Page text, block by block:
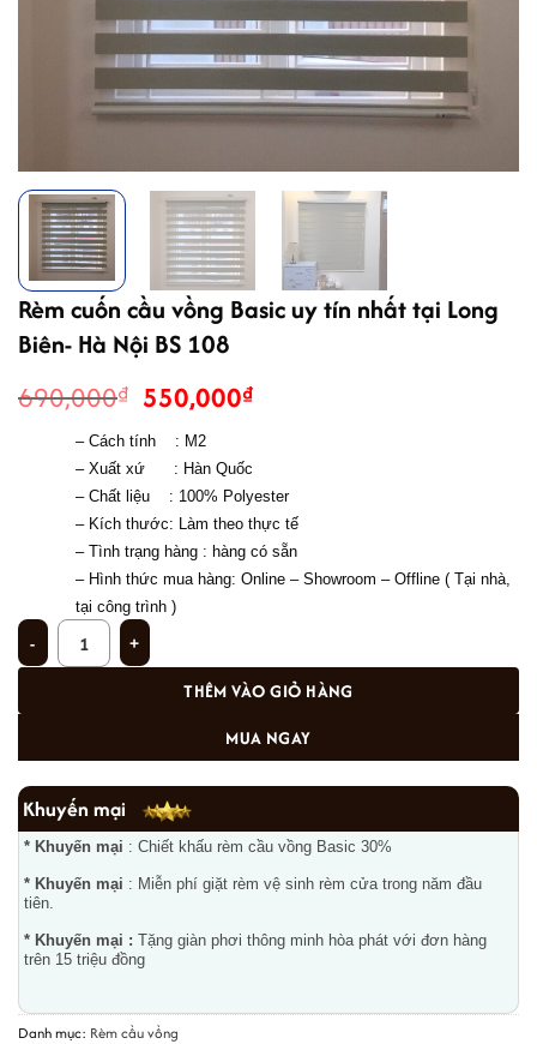
Rèm cuốn cầu vồng Basic uy tín nhất tại Long
Biên- Hà Nội BS 108
690,000₫ Giá
gốc
là:
690,000₫.
550,000₫Giá
là:
550,000₫.
– Cách tính    : M2
– Xuất xứ      : Hàn Quốc
– Chất liệu    : 100% Polyester
– Kích thước: Làm theo thực tế
– Tình trạng hàng : hàng có sẵn
– Hình thức mua hàng: Online – Showroom – Offline ( Tại nhà,
tại công trình )
Rèm cuốn cầu vồng Basic uy tín nhất tại Long Biên- Hà Nội BS 108 số lượng
THÊM VÀO GIỎ HÀNG
MUA NGAY
Khuyến mại
* Khuyến mại : Chiết khấu rèm cầu vồng Basic 30%
* Khuyến mại : Miễn phí giặt rèm vệ sinh rèm cửa trong năm đầu
tiên.
* Khuyến mại : Tặng giàn phơi thông minh hòa phát với đơn hàng
trên 15 triệu đồng
Danh mục: Rèm cầu vồng